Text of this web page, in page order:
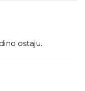
ostaju.